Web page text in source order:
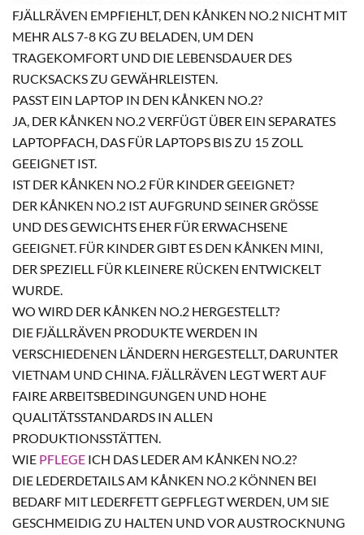
FJÄLLRÄVEN EMPFIEHLT, DEN KÅNKEN NO.2 NICHT MIT
MEHR ALS 7-8 KG ZU BELADEN, UM DEN
TRAGEKOMFORT UND DIE LEBENSDAUER DES
RUCKSACKS ZU GEWÄHRLEISTEN.
PASST EIN LAPTOP IN DEN KÅNKEN NO.2?
JA, DER KÅNKEN NO.2 VERFÜGT ÜBER EIN SEPARATES
LAPTOPFACH, DAS FÜR LAPTOPS BIS ZU 15 ZOLL
GEEIGNET IST.
IST DER KÅNKEN NO.2 FÜR KINDER GEEIGNET?
DER KÅNKEN NO.2 IST AUFGRUND SEINER GRÖSSE U
ND DES GEWICHTS EHER FÜR ERWACHSENE G
EEIGNET. FÜR KINDER GIBT ES DEN KÅNKEN MINI, D
ER SPEZIELL FÜR KLEINERE RÜCKEN ENTWICKELT W
URDE.
WO WIRD DER KÅNKEN NO.2 HERGESTELLT?
DIE FJÄLLRÄVEN PRODUKTE WERDEN IN
VERSCHIEDENEN LÄNDERN HERGESTELLT, DARUNTER
VIETNAM UND CHINA. FJÄLLRÄVEN LEGT WERT AUF
FAIRE ARBEITSBEDINGUNGEN UND HOHE
QUALITÄTSSTANDARDS IN ALLEN
PRODUKTIONSSTÄTTEN.
WIE PFLEGE ICH DAS LEDER AM KÅNKEN NO.2?
DIE LEDERDETAILS AM KÅNKEN NO.2 KÖNNEN BEI
BEDARF MIT LEDERFETT GEPFLEGT WERDEN, UM SIE
GESCHMEIDIG ZU HALTEN UND VOR AUSTROCKNUNG